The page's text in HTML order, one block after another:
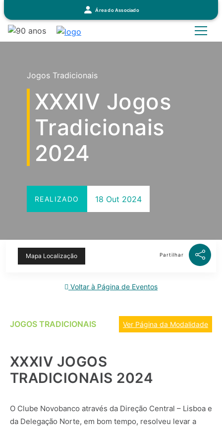
Área do Associado
Jogos Tradicionais
XXXIV Jogos
Tradicionais
2024
REALIZADO 18 Out 2024
Mapa Localização Partilhar
Voltar à Página de Eventos
JOGOS TRADICIONAIS Ver Página da Modalidade
XXXIV JOGOS
TRADICIONAIS 2024
O Clube Novobanco através da Direção Central – Lisboa e
da Delegação Norte, em bom tempo, resolveu levar a